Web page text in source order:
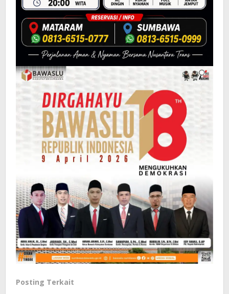
Posting Terkait